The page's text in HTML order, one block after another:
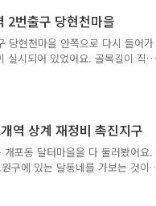
년 5월 18일 16시 25분이었
다 둘러보는 것은 무리일 것 같았
합동마을과 양지마을을 다 보는
2번출구 당현천마을
당현천마을 안쪽으로 다시 들어가
실시되어 있었어요. 골목길이 직
잘 보였어요. 여기는 분명히 인
생긴 마을이었다면 골목길 전체가
. 한 아저씨와 마주쳤어요. 아저
보셨어요. 그래서 취미가 사진 촬
씨께서는 여기가 상당히 낙후된
역 상계 재정비 촉진지구
포동 달터마을을 다 둘러봤어요.
구에 있는 달동네를 가보는 것이
. 의정부와 붙어 있는 구이기도
길은 집으로 돌아가는 방향이었